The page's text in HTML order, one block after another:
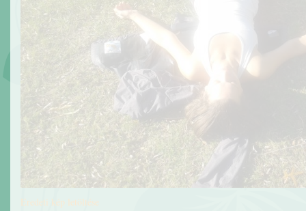
Eredeti kép letöltése